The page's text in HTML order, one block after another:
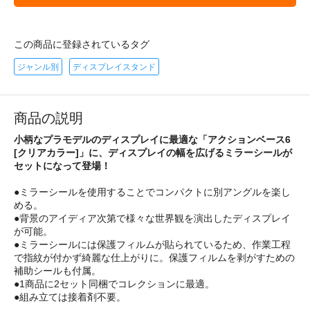
この商品に登録されているタグ
ジャンル別 ディスプレイスタンド
商品の説明
小柄なプラモデルのディスプレイに最適な「アクションベース6
[クリアカラー]」に、ディスプレイの幅を広げるミラーシールが
セットになって登場！
●ミラーシールを使用することでコンパクトに別アングルを楽し
める。
●背景のアイディア次第で様々な世界観を演出したディスプレイ
が可能。
●ミラーシールには保護フィルムが貼られているため、作業工程
で指紋が付かず綺麗な仕上がりに。保護フィルムを剥がすための
補助シールも付属。
●1商品に2セット同梱でコレクションに最適。
●組み立ては接着剤不要。